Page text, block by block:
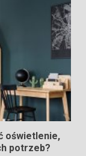
oświetlenie,
potrzeb?